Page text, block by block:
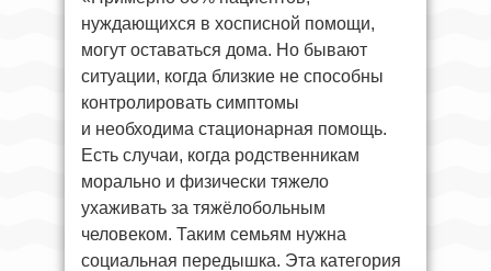
нуждающихся в хосписной помощи,
могут оставаться дома. Но бывают
ситуации, когда близкие не способны
контролировать симптомы
и необходима стационарная помощь.
Есть случаи, когда родственникам
морально и физически тяжело
ухаживать за тяжёлобольным
человеком. Таким семьям нужна
социальная передышка. Эта категория